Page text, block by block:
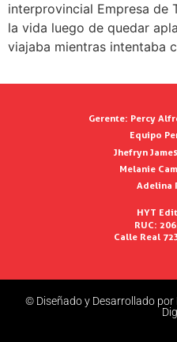
interprovincial Empresa de
la vida luego de quedar
viajaba mientras intentaba
Gerente: Percy
Equipo
Jhefryn
Melanie
Adelina
HYT
RUC:
Calle Real
© Diseñado y Desarrollado